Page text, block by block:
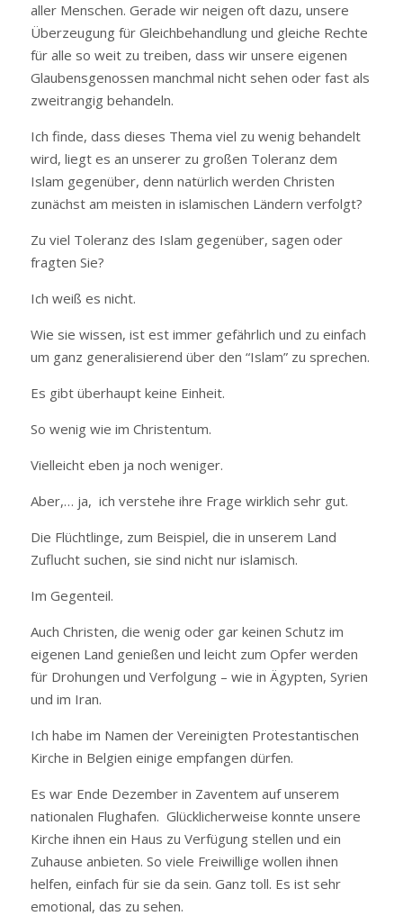
aller Menschen. Gerade wir neigen oft dazu, unsere
Überzeugung für Gleichbehandlung und gleiche Rechte
für alle so weit zu treiben, dass wir unsere eigenen
Glaubensgenossen manchmal nicht sehen oder fast als
zweitrangig behandeln.
Ich finde, dass dieses Thema viel zu wenig behandelt
wird, liegt es an unserer zu großen Toleranz dem
Islam gegenüber, denn natürlich werden Christen
zunächst am meisten in islamischen Ländern verfolgt?
Zu viel Toleranz des Islam gegenüber, sagen oder
fragten Sie?
Ich weiß es nicht.
Wie sie wissen, ist est immer gefährlich und zu einfach
um ganz generalisierend über den “Islam” zu sprechen.
Es gibt überhaupt keine Einheit.
So wenig wie im Christentum.
Vielleicht eben ja noch weniger.
Aber,… ja, ich verstehe ihre Frage wirklich sehr gut.
Die Flüchtlinge, zum Beispiel, die in unserem Land
Zuflucht suchen, sie sind nicht nur islamisch.
Im Gegenteil.
Auch Christen, die wenig oder gar keinen Schutz im
eigenen Land genießen und leicht zum Opfer werden
für Drohungen und Verfolgung – wie in Ägypten, Syrien
und im Iran.
Ich habe im Namen der Vereinigten Protestantischen
Kirche in Belgien einige empfangen dürfen.
Es war Ende Dezember in Zaventem auf unserem
nationalen Flughafen. Glücklicherweise konnte unsere
Kirche ihnen ein Haus zu Verfügung stellen und ein
Zuhause anbieten. So viele Freiwillige wollen ihnen
helfen, einfach für sie da sein. Ganz toll. Es ist sehr
emotional, das zu sehen.